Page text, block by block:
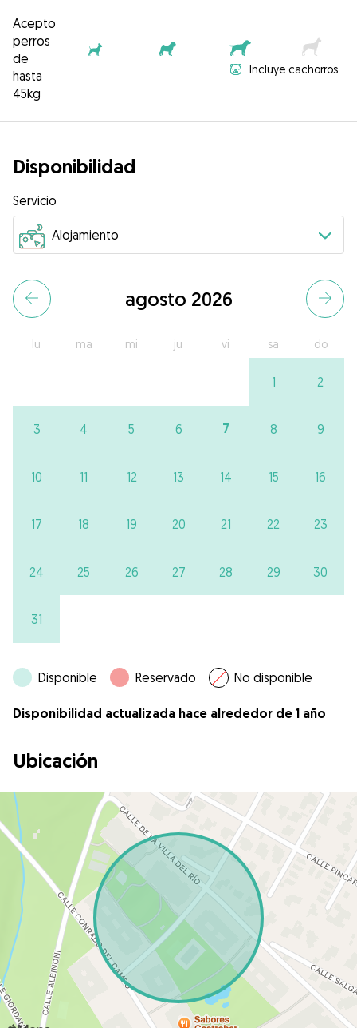
Acepto
perros
de
hasta
45kg
Incluye cachorros
Disponibilidad
Servicio
agosto 2026
lu ma mi ju vi sa do
1 2
3 4 5 6 7 8 9
10 11 12 13 14 15 16
17 18 19 20 21 22 23
24 25 26 27 28 29 30
31
Disponible Reservado No disponible
Disponibilidad actualizada hace alrededor de 1 año
Ubicación